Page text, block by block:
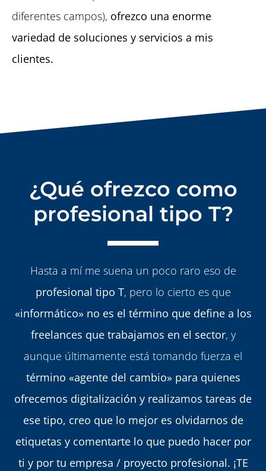
diferentes campos), ofrezco una enorme
variedad de soluciones y servicios a mis
clientes.
¿Qué ofrezco como
profesional tipo T?
Hasta a mí me suena un poco raro eso de
profesional tipo T, pero lo cierto es que
«informático» no es el término que define a los
freelances que trabajamos en el sector, y
aunque últimamente está tomando fuerza el
término «agente del cambio» para quienes
ofrecemos digitalización y realizamos tareas de
ese tipo, creo que lo mejor es olvidarnos de
etiquetas y comentarte lo que puedo hacer por
ti y por tu empresa / proyecto profesional. ¡TE